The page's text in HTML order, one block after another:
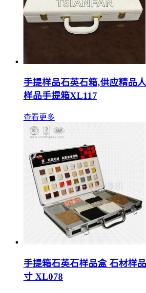
手提样品石英石箱,供应精品
样品手提箱XL117
查看更多
手提箱石英石样品盒 石材样
寸 XL078